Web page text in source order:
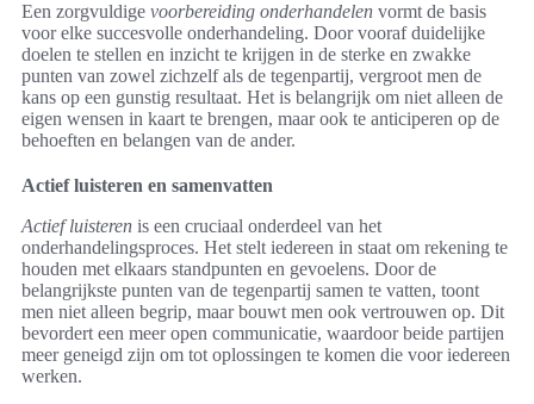
Een zorgvuldige voorbereiding onderhandelen vormt de basis
voor elke succesvolle onderhandeling. Door vooraf duidelijke
doelen te stellen en inzicht te krijgen in de sterke en zwakke
punten van zowel zichzelf als de tegenpartij, vergroot men de
kans op een gunstig resultaat. Het is belangrijk om niet alleen de
eigen wensen in kaart te brengen, maar ook te anticiperen op de
behoeften en belangen van de ander.
Actief luisteren en samenvatten
Actief luisteren is een cruciaal onderdeel van het
onderhandelingsproces. Het stelt iedereen in staat om rekening te
houden met elkaars standpunten en gevoelens. Door de
belangrijkste punten van de tegenpartij samen te vatten, toont
men niet alleen begrip, maar bouwt men ook vertrouwen op. Dit
bevordert een meer open communicatie, waardoor beide partijen
meer geneigd zijn om tot oplossingen te komen die voor iedereen
werken.